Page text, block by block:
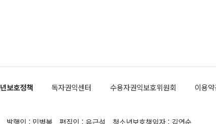
보호정책 독자권익센터 수용자권익보호위원회 이용
발행인 : 민병복 편집인 : 유근석 청소년보호책임자 : 김연순